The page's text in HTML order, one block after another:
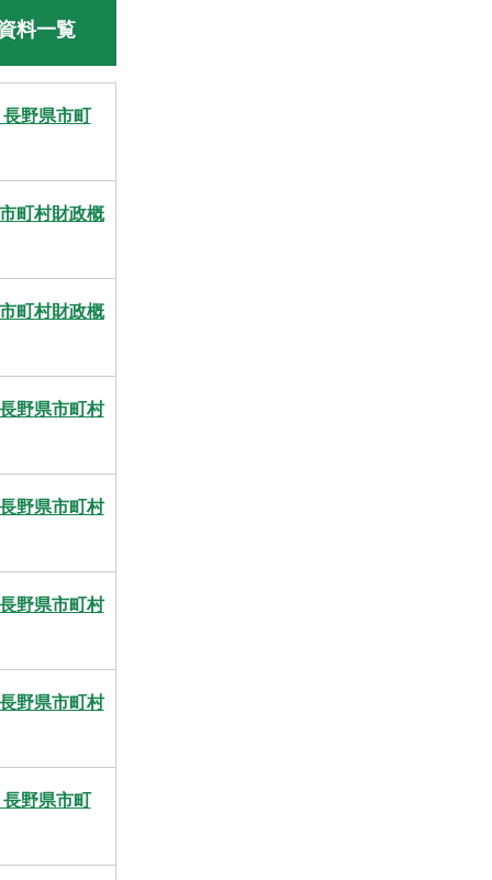
料一覧
野県市町
町村財政概
町村財政概
野県市町村
野県市町村
野県市町村
野県市町村
野県市町